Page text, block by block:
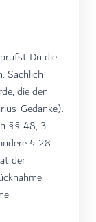
Du die
Sachlich
die den
Gedanke).
§§ 48, 3
§ 28
der